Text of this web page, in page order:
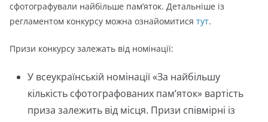
сфотографували найбільше пам’яток. Детальніше із
регламентом конкурсу можна ознайомитися тут.
Призи конкурсу залежать від номінації:
У всеукраїнській номінації «За найбільшу
кількість сфотографованих пам’яток» вартість
приза залежить від місця. Призи співмірні із